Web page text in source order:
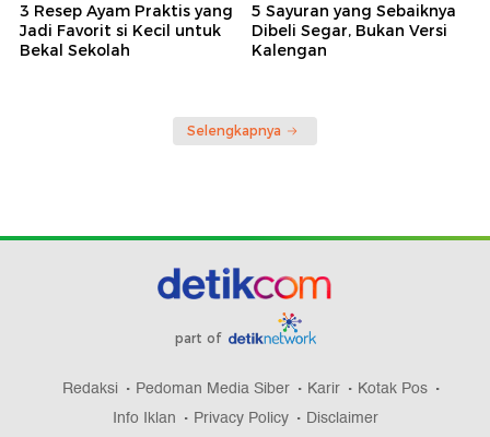
3 Resep Ayam Praktis yang
Jadi Favorit si Kecil untuk
Bekal Sekolah
5 Sayuran yang Sebaiknya
Dibeli Segar, Bukan Versi
Kalengan
Selengkapnya
part of
Redaksi Pedoman Media Siber Karir
Kotak Pos
Info Iklan
Privacy Policy Disclaimer